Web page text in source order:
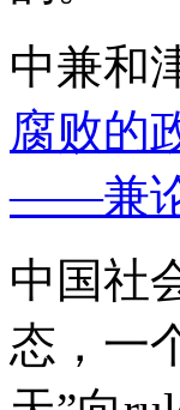
中兼和
腐败的
——兼论
中国社
态，一